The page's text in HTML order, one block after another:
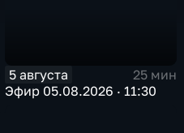
5 августа
25 мин
Эфир 05.08.2026 · 11:30